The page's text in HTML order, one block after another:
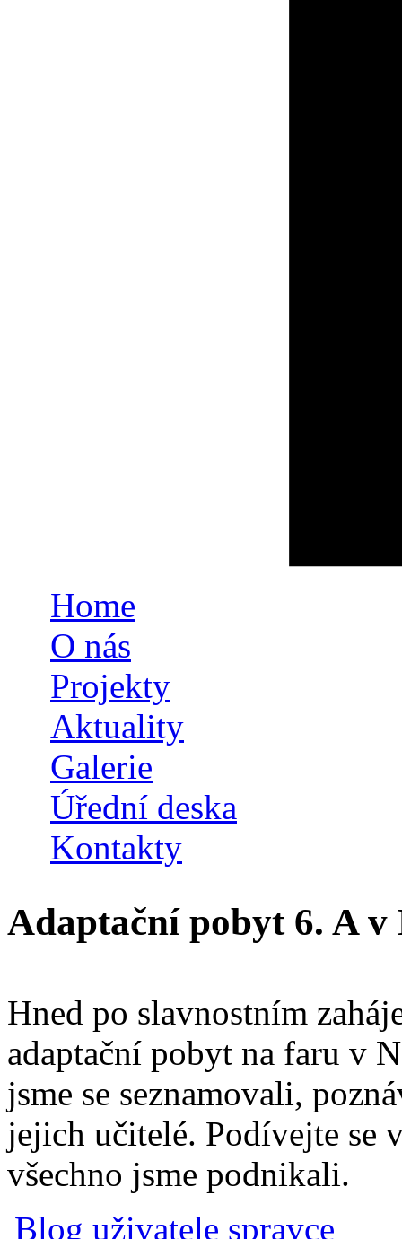
Home
O nás
Projekty
Aktuality
Galerie
Úřední deska
Kontakty
Adaptační pobyt 6. A v
Hned po slavnostním
adaptační pobyt na faru v
jsme se seznamovali,
jejich učitelé. Podívejte se
všechno jsme podnikali.
Blog uživatele spravce